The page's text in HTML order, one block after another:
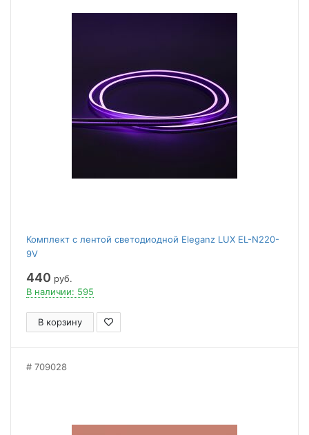
Комплект с лентой светодиодной Eleganz LUX EL-N220-
9V
440 руб.
В наличии: 595
В корзину
709028